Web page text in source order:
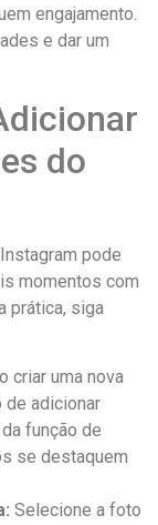
engajamento.
e ⁢dar ⁢um
do
pode
momentos com
prática, siga⁢
⁢criar uma nova
de adicionar
função de
se destaquem
Selecione a⁣ foto